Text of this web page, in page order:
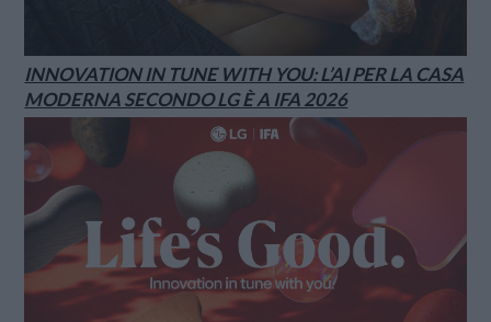
INNOVATION IN TUNE WITH YOU: L’AI PER LA CASA
MODERNA SECONDO LG È A IFA 2026